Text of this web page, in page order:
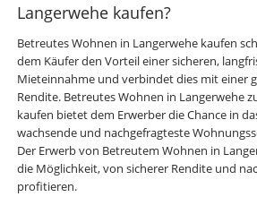
Langerwehe kaufen?
Betreutes Wohnen in Langerwehe kaufen
dem Käufer den Vorteil einer sicheren,
Mieteinnahme und verbindet dies mit einer
Rendite. Betreutes Wohnen in Langerwehe
kaufen bietet dem Erwerber die Chance in
wachsende und nachgefragteste
Der Erwerb von Betreutem Wohnen in
die Möglichkeit, von sicherer Rendite und
profitieren.